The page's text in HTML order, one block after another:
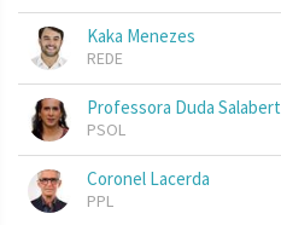
Kaka Menezes
REDE
Professora Duda Salabert
PSOL
Coronel Lacerda
PPL